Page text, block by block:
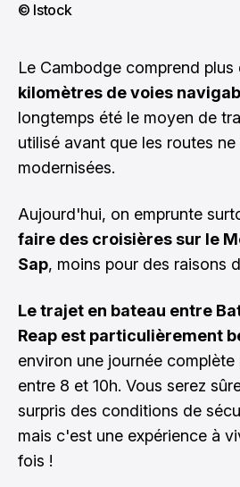
© Istock
Le Cambodge comprend plus
kilomètres de voies
longtemps été le moyen de
utilisé avant que les routes
modernisées.
Aujourd'hui, on emprunte
faire des croisières sur le
Sap, moins pour des raisons
Le trajet en bateau entre
Reap est particulièrement
environ une journée complète
entre 8 et 10h. Vous serez
surpris des conditions de
mais c'est une expérience à
fois !